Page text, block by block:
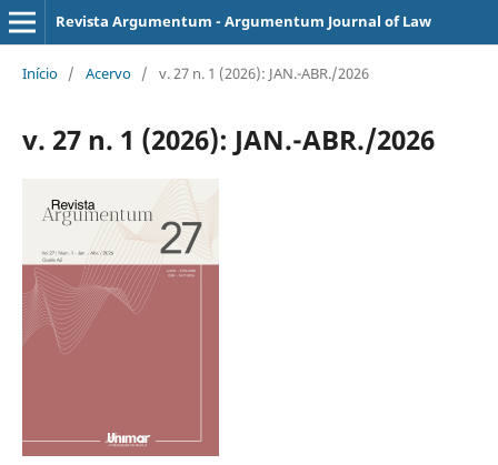
Revista Argumentum - Argumentum Journal of Law
Início / Acervo / v. 27 n. 1 (2026): JAN.-ABR./2026
v. 27 n. 1 (2026): JAN.-ABR./2026